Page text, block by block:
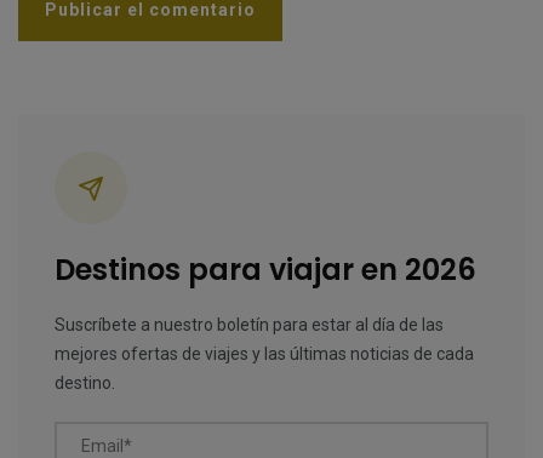
Destinos para viajar en 2026
Suscríbete a nuestro boletín para estar al día de las
mejores ofertas de viajes y las últimas noticias de cada
destino.
Email*